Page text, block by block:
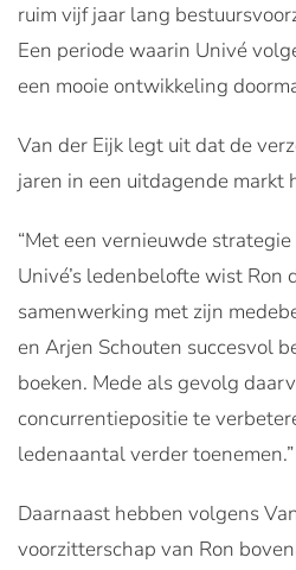
ruim vijf jaar lang
Een periode waarin Univé
een mooie ontwikkeling
Van der Eijk legt uit dat de
jaren in een uitdagende markt
“Met een vernieuwde
Univé’s ledenbelofte wist Ron
samenwerking met zijn
en Arjen Schouten succesvol
boeken. Mede als gevolg
concurrentiepositie te
ledenaantal verder toenemen.”
Daarnaast hebben volgens
voorzitterschap van Ron